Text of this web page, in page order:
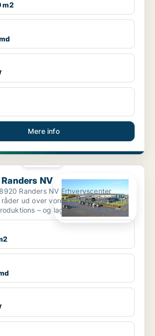
m2
Mere info
NV
NV
Randers NV Erhvervscenter
ud over vores kontorhotel over i
– og lagerfaciliteter, som